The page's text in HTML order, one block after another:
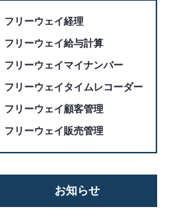
フリーウェイ経理
フリーウェイ給与計算
フリーウェイマイナンバー
フリーウェイタイムレコーダー
フリーウェイ顧客管理
フリーウェイ販売管理
お知らせ